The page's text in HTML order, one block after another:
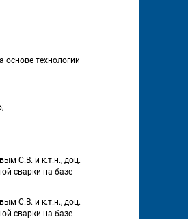
технологии
С.В. и к.т.н., доц.
сварки на базе
С.В. и к.т.н., доц.
сварки на базе